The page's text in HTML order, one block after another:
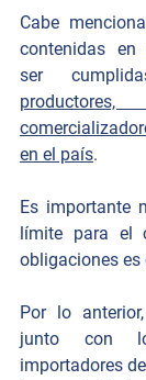
Cabe
contenidas en
en el país.
Es importante
límite para el
obligaciones es
Por lo
junto con
importadores